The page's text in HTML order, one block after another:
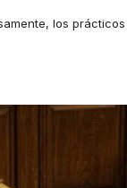
los prácticos